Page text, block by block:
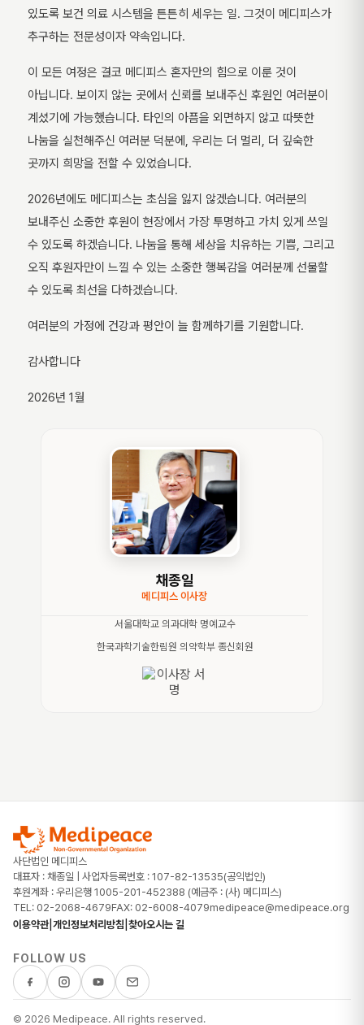
있도록 보건 의료 시스템을 튼튼히 세우는 일. 그것이 메디피스가
추구하는 전문성이자 약속입니다.
이 모든 여정은 결코 메디피스 혼자만의 힘으로 이룬 것이
아닙니다. 보이지 않는 곳에서 신뢰를 보내주신 후원인 여러분이
계셨기에 가능했습니다. 타인의 아픔을 외면하지 않고 따뜻한
나눔을 실천해주신 여러분 덕분에, 우리는 더 멀리, 더 깊숙한
곳까지 희망을 전할 수 있었습니다.
2026년에도 메디피스는 초심을 잃지 않겠습니다. 여러분의
보내주신 소중한 후원이 현장에서 가장 투명하고 가치 있게 쓰일
수 있도록 하겠습니다. 나눔을 통해 세상을 치유하는 기쁨, 그리고
오직 후원자만이 느낄 수 있는 소중한 행복감을 여러분께 선물할
수 있도록 최선을 다하겠습니다.
여러분의 가정에 건강과 평안이 늘 함께하기를 기원합니다.
감사합니다
2026년 1월
채종일
메디피스 이사장
서울대학교 의과대학 명예교수
한국과학기술한림원 의약학부 종신회원
사단법인 메디피스
대표자 : 채종일 | 사업자등록번호 : 107-82-13535(공익법인)
후원계좌 : 우리은행 1005-201-452388 (예금주 : (사) 메디피스)
TEL: 02-2068-4679FAX: 02-6008-4079medipeace@medipeace.org
이용약관| 개인정보처리방침 찾아오시는 길
FOLLOW US
© 2026 Medipeace. All rights reserved.